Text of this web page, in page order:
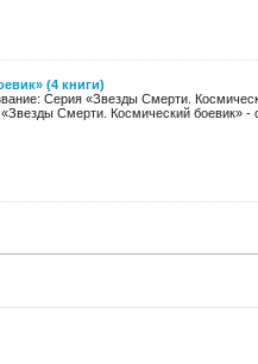
(4 книги)
Серия «Звезды Смерти.
Смерти. Космический боевик» -